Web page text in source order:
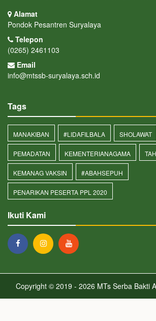
Alamat
Pondok Pesantren Suryalaya
Telepon
(0265) 2461103
Email
info@mtssb-suryalaya.sch.id
Tags
MANAKIBAN #LIDAFILBALA SHOLAWAT
PEMADATAN KEMENTERIANAGAMA
KEMANAG VAKSIN #ABAHSEPUH
PENARIKAN PESERTA PPL 2020
Ikuti Kami
Copyright © 2019 - 2026 MTs Serba Bakti